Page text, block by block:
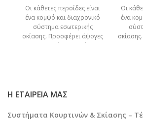
Οι κάθετες περσίδες είναι
ένα κομψό και διαχρονικό
σύστημα εσωτερικής
σκίασης. Προσφέρει άψογες
γραμμές, ιδανική
Οι
ένα
Η ΕΤΑΙΡΕΊΑ ΜΑΣ
Συστήματα Κουρτινών & Σκίασης –